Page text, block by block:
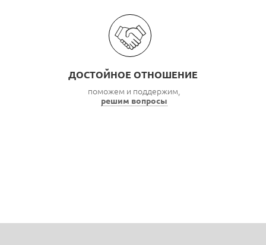
ДОСТОЙНОЕ ОТНОШЕНИЕ
поможем и поддержим,
решим вопросы